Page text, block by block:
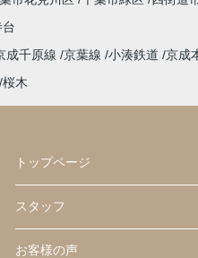
成千原線 京葉線 小湊鉄道 京成
桜木
トップページ
スタッフ
お客様の声